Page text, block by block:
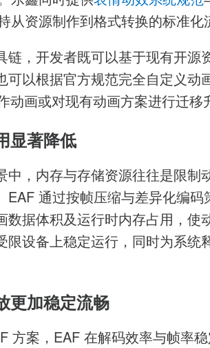
从资源制作到格式转换的标准化
链，开发者既可以基于现有开源
可以根据官方规范完全自定义动
动画或对现有动画方案进行迁移
显著降低
中，内存与存储资源往往是限制
EAF 通过按帧压缩与差异化编码
数据体积及运行时内存占用，使
限设备上稳定运行，同时为系统
更加稳定流畅
方案，EAF 在解码效率与帧率